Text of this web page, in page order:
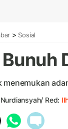
> Sosial
Bunuh
menemukan
Red: